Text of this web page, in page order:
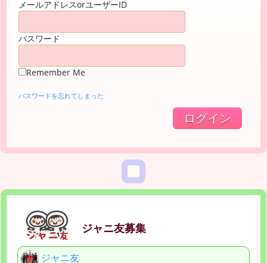
メールアドレスorユーザーID
パスワード
Remember Me
パスワードを忘れてしまった
ジャニ友募集
ジャニ友